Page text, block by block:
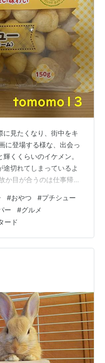
に見たくなり、街中をキ
に登場する様な、出会っ
くくらいのイケメン。
切れてしまっているよ
か目が合うのは仕事帰り
そうじゃない！」を連呼
ので普通に帰宅してきま
プチシュー カスタード
にて買ったもの。 沢山入
こんなに量が入って安
#おやつ #プチシュー
ー #グルメ
ード